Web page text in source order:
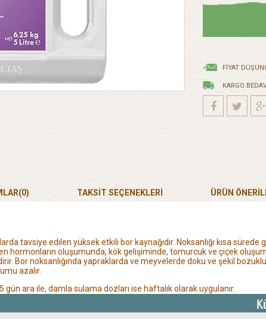
FIYAT
KARGO
(0) TAKSİT SEÇENEKLERİ ÜRÜN
tavsiye edilen yüksek etkili bor kaynağıdır. Noksanlığı kısa sürede
hormonların oluşumunda, kök gelişiminde, tomurcuk ve çiçek
Bor noksanlığında yapraklarda ve meyvelerde doku ve şekil
azalır.
ara ile, damla sulama dozları ise haftalık olarak uygulanır.